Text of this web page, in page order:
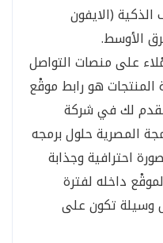
الذكية (الايفون
الأوسط.
على منصات التواصل
هو رابط موقْع
نقدم لك في شركة
المصرية حلول برمجه
احترافية وجذابة
داخله لفترة
وسيلة تكون على